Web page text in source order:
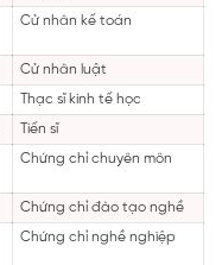
Cử nhân kế toán
Cử nhân luật
Thạc sĩ kinh tế học
Tiến sĩ
Chứng chỉ chuyên môn
Chứng chỉ đào tạo nghề
Chứng chỉ nghề nghiệp